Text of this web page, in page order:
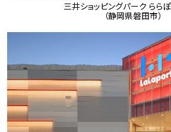
三井ショッピングパーク らら
（静岡県磐田市）